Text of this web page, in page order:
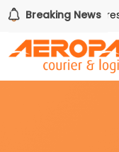
Breaking News
Gana uno de tres